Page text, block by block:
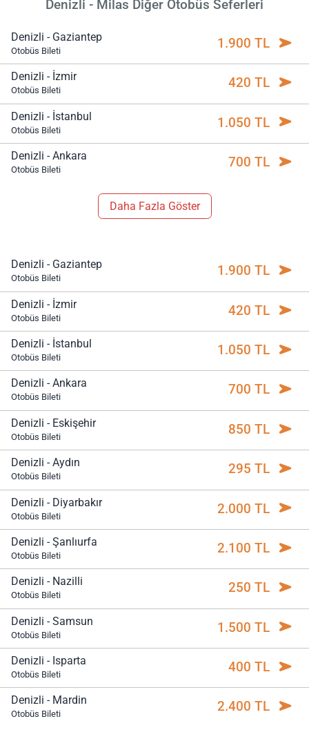
Denizli - Milas Diğer Otobüs Seferleri
Denizli - Gaziantep
Otobüs Bileti 1.900 TL
Denizli - İzmir
Otobüs Bileti 420 TL
Denizli - İstanbul
Otobüs Bileti 1.050 TL
Denizli - Ankara
Otobüs Bileti 700 TL
Daha Fazla Göster
Denizli - Gaziantep
Otobüs Bileti 1.900 TL
Denizli - İzmir
Otobüs Bileti 420 TL
Denizli - İstanbul
Otobüs Bileti 1.050 TL
Denizli - Ankara
Otobüs Bileti 700 TL
Denizli - Eskişehir
Otobüs Bileti 850 TL
Denizli - Aydın
Otobüs Bileti 295 TL
Denizli - Diyarbakır
Otobüs Bileti 2.000 TL
Denizli - Şanlıurfa
Otobüs Bileti 2.100 TL
Denizli - Nazilli
Otobüs Bileti 250 TL
Denizli - Samsun
Otobüs Bileti 1.500 TL
Denizli - Isparta
Otobüs Bileti 400 TL
Denizli - Mardin
Otobüs Bileti 2.400 TL